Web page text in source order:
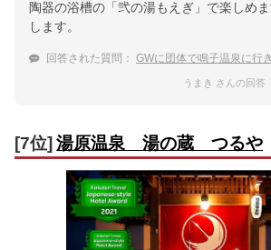
陶器の浴槽の「弐の湯もえぎ」で楽しめ
します。
回答された質問： GWに団体で鳴子温泉に行きます！8人入れ
うまき さんの回答
[7位]湯原温泉 湯の蔵 つるや